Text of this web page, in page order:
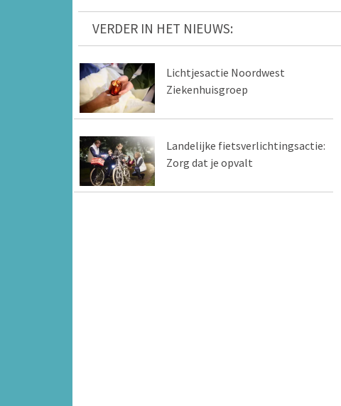
VERDER IN HET NIEUWS:
Lichtjesactie Noordwest
Ziekenhuisgroep
Landelijke fietsverlichtingsactie:
Zorg dat je opvalt